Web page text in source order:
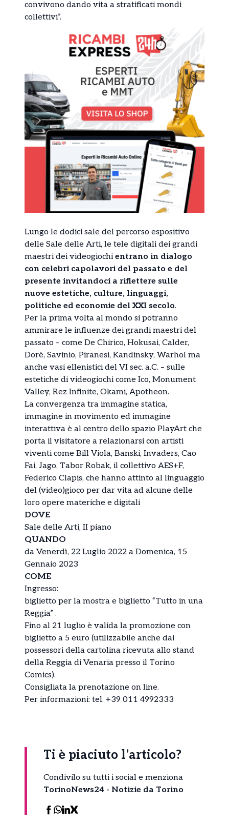
convivono dando vita a stratificati mondi
collettivi”.
Lungo le dodici sale del percorso espositivo
delle Sale delle Arti, le tele digitali dei grandi
maestri dei videogiochi entrano in dialogo
con celebri capolavori del passato e del
presente invitandoci a riflettere sulle
nuove estetiche, culture, linguaggi,
politiche ed economie del XXI secolo.
Per la prima volta al mondo si potranno
ammirare le influenze dei grandi maestri del
passato – come De Chirico, Hokusai, Calder,
Dorè, Savinio, Piranesi, Kandinsky, Warhol ma
anche vasi ellenistici del VI sec. a.C. – sulle
estetiche di videogiochi come Ico, Monument
Valley, Rez Infinite, Okami, Apotheon.
La convergenza tra immagine statica,
immagine in movimento ed immagine
interattiva è al centro dello spazio PlayArt che
porta il visitatore a relazionarsi con artisti
viventi come Bill Viola, Banski, Invaders, Cao
Fai, Jago, Tabor Robak, il collettivo AES+F,
Federico Clapis, che hanno attinto al linguaggio
del (video)gioco per dar vita ad alcune delle
loro opere materiche e digitali
DOVE
Sale delle Arti, II piano
QUANDO
da Venerdì, 22 Luglio 2022 a Domenica, 15
Gennaio 2023
COME
Ingresso:
biglietto per la mostra e biglietto “Tutto in una
Reggia” .
Fino al 21 luglio è valida la promozione con
biglietto a 5 euro (utilizzabile anche dai
possessori della cartolina ricevuta allo stand
della Reggia di Venaria presso il Torino
Comics).
Consigliata la prenotazione on line.
Per informazioni: tel. +39 011 4992333
Ti è piaciuto l’articolo?
Condivilo su tutti i social e menziona
TorinoNews24 - Notizie da Torino